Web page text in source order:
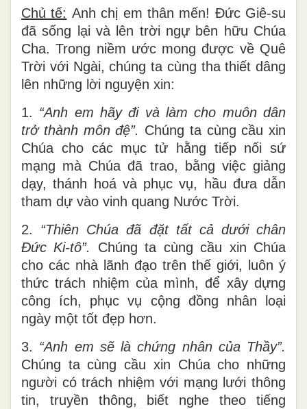
Chủ tế: Anh chị em thân mến! Đức Giê-su
đã sống lại và lên trời ngự bên hữu Chúa
Cha. Trong niềm ước mong được về Quê
Trời với Ngài, chúng ta cùng tha thiết dâng
lên những lời nguyện xin:
1. “Anh em hãy đi và làm cho muôn dân
trở thành môn đệ”. Chúng ta cùng cầu xin
Chúa cho các mục tử hằng tiếp nối sứ
mạng mà Chúa đã trao, bằng việc giảng
dạy, thánh hoá và phục vụ, hầu đưa dẫn
tham dự vào vinh quang Nước Trời.
2. “Thiên Chúa đã đặt tất cả dưới chân
Đức Ki-tô”. Chúng ta cùng cầu xin Chúa
cho các nhà lãnh đạo trên thế giới, luôn ý
thức trách nhiệm của mình, để xây dựng
công ích, phục vụ cộng đồng nhân loại
ngày một tốt đẹp hơn.
3. “Anh em sẽ là chứng nhân của Thầy”.
Chúng ta cùng cầu xin Chúa cho những
người có trách nhiệm với mạng lưới thông
tin, truyền thông, biết nghe theo tiếng